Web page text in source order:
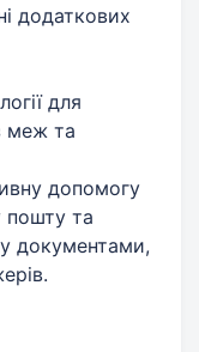
додаткових
для
меж та
допомогу
пошту та
документами,